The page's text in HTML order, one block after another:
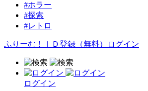
#ホラー
#探索
#レトロ
ふりーむ！ＩＤ登録（無料） ログイン
ログイン